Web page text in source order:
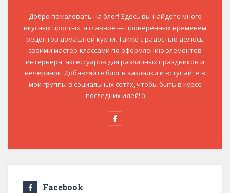
Добро пожаловать на блог! Здесь вы найдете много
вкусных простых, а главное — проверенных временем
рецептов домашней кухни. Также с радостью делюсь
своими мастер-классами по оформлению элементов
интерьера, аксессуаров для различных праздников и
вечеринок. Добавляйте блог в закладки и вступайте в
мои группы в социальных сетях, чтобы быть в курсе
последних идей! :)
Facebook